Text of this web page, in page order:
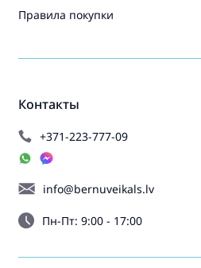
Контакты
+371-223-777-09
info@bernuveikals.lv
Пн-Пт: 9:00 - 17:00
Правила покупки